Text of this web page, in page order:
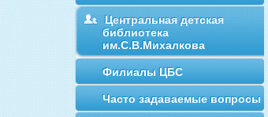
Центральная детская
библиотека
им.С.В.Михалкова
Филиалы ЦБС
Часто задаваемые вопросы